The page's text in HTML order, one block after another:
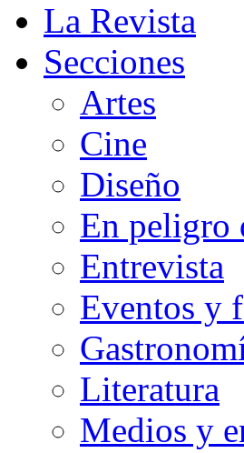
La Revista
Secciones
Artes
Cine
Diseño
En peligro
Entrevista
Eventos y
Literatura
Medios y